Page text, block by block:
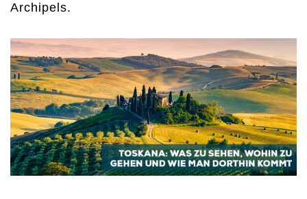
Archipels.